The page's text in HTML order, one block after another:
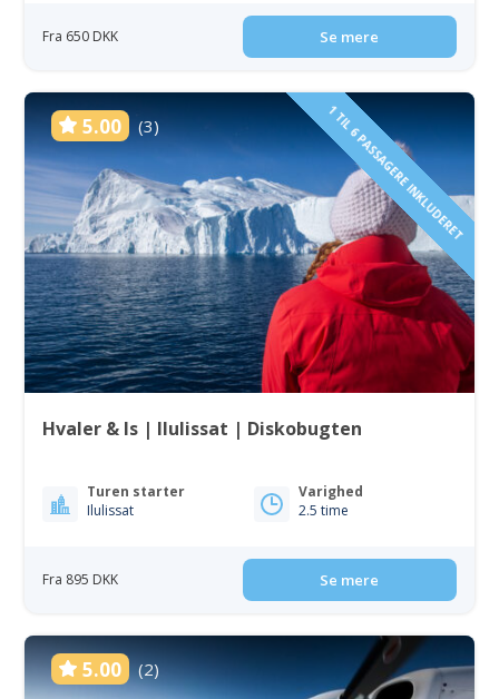
Fra 650 DKK Se mere
5.00 (3) 1 TIL 6 PASSAGERE INKLUDERET
Hvaler & Is | Ilulissat | Diskobugten
Turen starter
Ilulissat
Varighed
2.5 time
Fra 895 DKK Se mere
5.00 (2)